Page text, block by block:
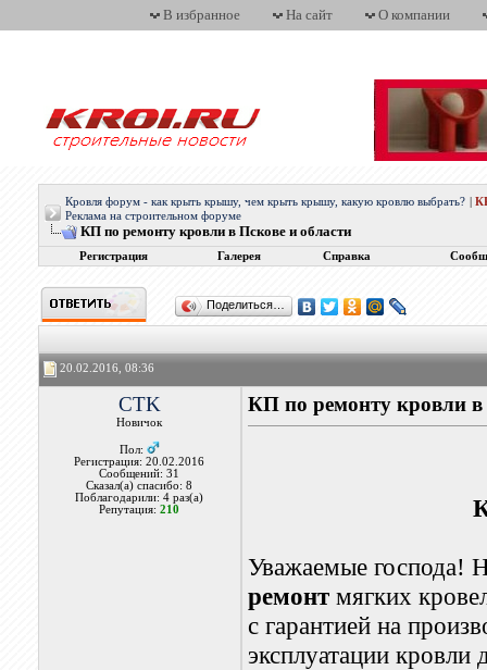
В избранное На сайт О компании
Кровля форум - как крыть крышу, чем крыть крышу, какую кровлю выбрать?
Реклама на строительном форуме
КП по ремонту кровли в Пскове и области
Регистрация Галерея Справка
Поделиться…
20.02.2016, 08:36
CTK
Новичок
Пол:
Регистрация: 20.02.2016
Сообщений: 31
Сказал(а) спасибо: 8
Поблагодарили: 4 раз(а)
Репутация:210
КП по ремонту кровли в
Уважаемые господа!
ремонтмягких
с гарантией на
эксплуатации кровли